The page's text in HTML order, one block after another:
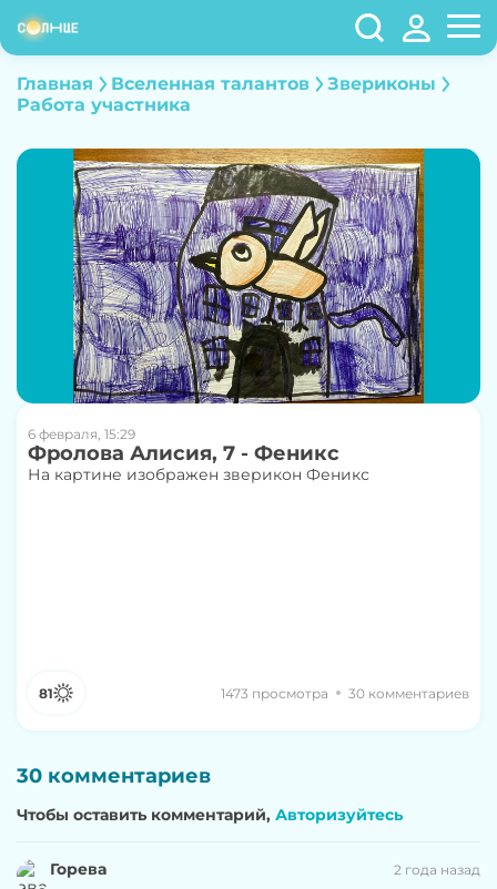
Главная Вселенная талантов
Звериконы
Работа участника
6 февраля, 15:29
Фролова Алисия, 7 - Феникс
На картине изображен зверикон Феникс
81 1473 просмотра 30 комментариев
30 комментариев
Чтобы оставить комментарий, Авторизуйтесь
Горева 2 года назад